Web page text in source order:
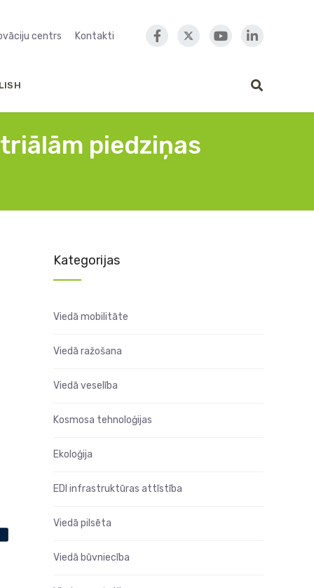
centrs Kontakti
piedziņas
Kategorijas
Viedā mobilitāte
Viedā ražošana
Viedā veselība
Kosmosa tehnoloģijas
Ekoloģija
EDI infrastruktūras attīstība
Viedā pilsēta
Viedā būvniecība